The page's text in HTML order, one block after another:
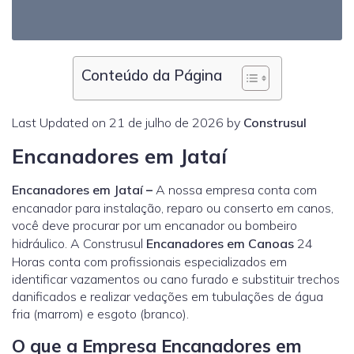
Conteúdo da Página
Last Updated on 21 de julho de 2026 by Construsul
Encanadores em Jataí
Encanadores em Jataí– A nossa empresa conta com
encanador para instalação, reparo ou conserto em canos,
você deve procurar por um encanador ou bombeiro
hidráulico. A Construsul Encanadores em Canoas 24
Horas conta com profissionais especializados em
identificar vazamentos ou cano furado e substituir trechos
danificados e realizar vedações em tubulações de água
fria (marrom) e esgoto (branco).
O que a Empresa Encanadores em